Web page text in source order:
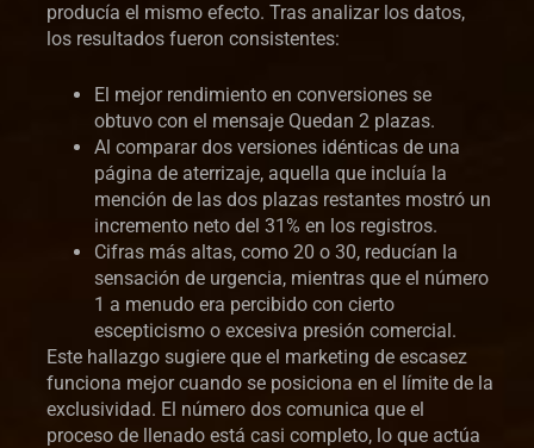
producía el mismo efecto. Tras analizar los datos,
los resultados fueron consistentes:
El mejor rendimiento en conversiones se
obtuvo con el mensaje Quedan 2 plazas.
Al comparar dos versiones idénticas de una
página de aterrizaje, aquella que incluía la
mención de las dos plazas restantes mostró un
incremento neto del 31% en los registros.
Cifras más altas, como 20 o 30, reducían la
sensación de urgencia, mientras que el número
1 a menudo era percibido con cierto
escepticismo o excesiva presión comercial.
Este hallazgo sugiere que el marketing de escasez
funciona mejor cuando se posiciona en el límite de la
exclusividad. El número dos comunica que el
proceso de llenado está casi completo, lo que actúa